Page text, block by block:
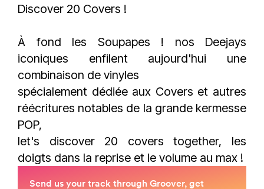
Discover 20 Covers !
À fond les Soupapes ! nos Deejays
iconiques enfilent aujourd'hui une
combinaison de vinyles
spécialement dédiée aux Covers et autres
réécritures notables de la grande kermesse
POP,
let's discover 20 covers together, les
doigts dans la reprise et le volume au max !